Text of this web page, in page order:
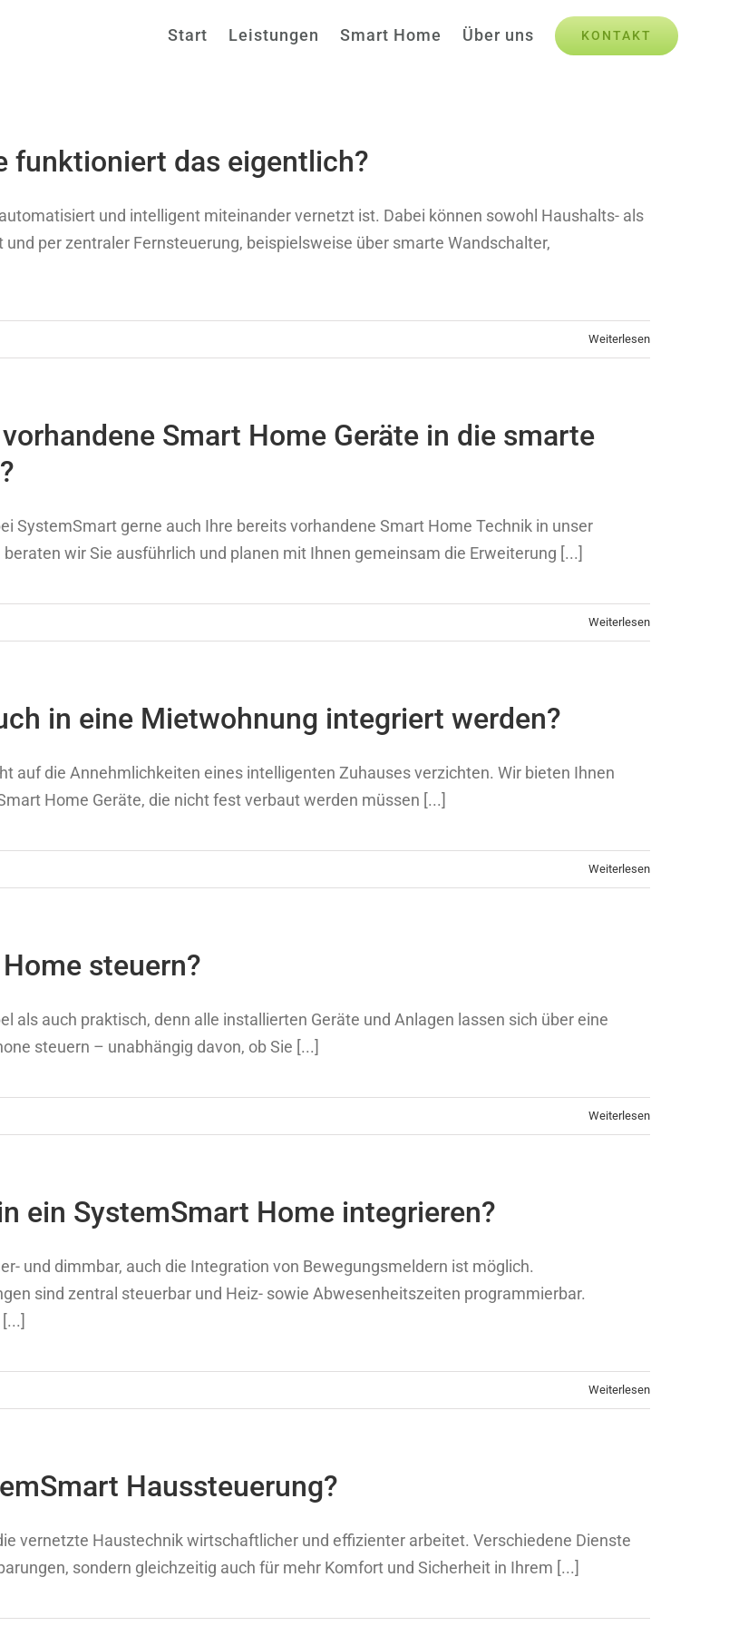
Start Leistungen Smart Home Über uns KONTAKT
funktioniert das eigentlich?
und intelligent miteinander vernetzt ist. Dabei können sowohl Haushalts- als
per zentraler Fernsteuerung, beispielsweise über smarte Wandschalter,
Weiterlesen
Smart Home Geräte in die smarte
SystemSmart gerne auch Ihre bereits vorhandene Smart Home Technik in unser
wir Sie ausführlich und planen mit Ihnen gemeinsam die Erweiterung [...]
Weiterlesen
in eine Mietwohnung integriert werden?
auf die Annehmlichkeiten eines intelligenten Zuhauses verzichten. Wir bieten Ihnen
Home Geräte, die nicht fest verbaut werden müssen [...]
Weiterlesen
steuern?
als auch praktisch, denn alle installierten Geräte und Anlagen lassen sich über eine
steuern – unabhängig davon, ob Sie [...]
Weiterlesen
ein SystemSmart Home integrieren?
und dimmbar, auch die Integration von Bewegungsmeldern ist möglich.
sind zentral steuerbar und Heiz- sowie Abwesenheitszeiten programmierbar.
Weiterlesen
Haussteuerung?
vernetzte Haustechnik wirtschaftlicher und effizienter arbeitet. Verschiedene Dienste
sondern gleichzeitig auch für mehr Komfort und Sicherheit in Ihrem [...]